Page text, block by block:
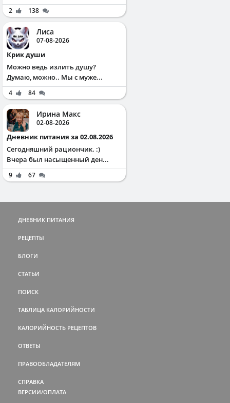
2 138
Лиса
07-08-2026
Крик души
Можно ведь излить душу?
Думаю, можно.. Мы с муже...
4 84
Ирина Макс
02-08-2026
Дневник питания за 02.08.2026
Сегодняшний рациончик. :)
Вчера был насыщенный ден...
9 67
ДНЕВНИК ПИТАНИЯ
РЕЦЕПТЫ
БЛОГИ
СТАТЬИ
ПОИСК
ТАБЛИЦА КАЛОРИЙНОСТИ
КАЛОРИЙНОСТЬ РЕЦЕПТОВ
ОТВЕТЫ
ПРАВООБЛАДАТЕЛЯМ
СПРАВКА
ВЕРСИИ/ОПЛАТА